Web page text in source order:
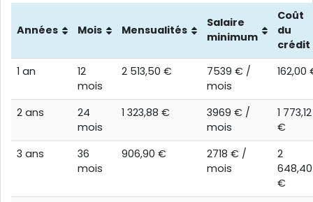
Années Mois Mensualités
Salaire
minimum
Coût
du
crédit
1 an
12
mois
2 513,50 €
7539 € /
mois
162,00
2 ans
24
mois
1 323,88 €
3969 € /
mois
1 773,12
€
3 ans
36
mois
906,90 €
2718 € /
mois
2
648,40
€